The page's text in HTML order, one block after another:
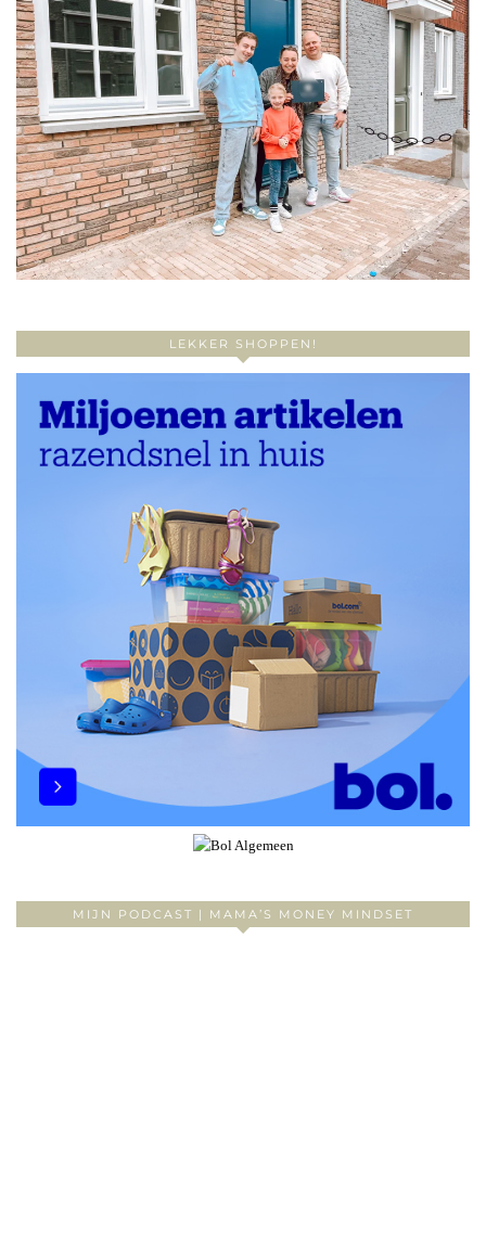
LEKKER SHOPPEN!
MIJN PODCAST | MAMA’S MONEY MINDSET